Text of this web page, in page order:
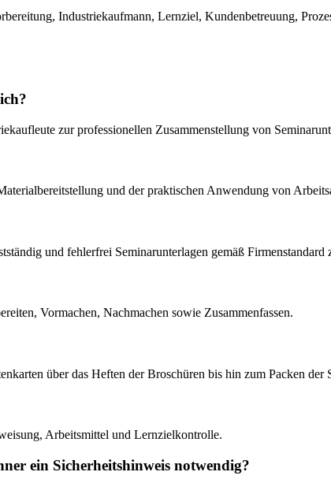
Industriekaufmann, Lernziel, Kundenbetreuung,
zur professionellen Zusammenstellung von
und der praktischen Anwendung von
und fehlerfrei Seminarunterlagen gemäß Firmenstandard
Vormachen, Nachmachen sowie Zusammenfassen.
über das Heften der Broschüren bis hin zum Packen der
Arbeitsmittel und Lernzielkontrolle.
ein Sicherheitshinweis notwendig?